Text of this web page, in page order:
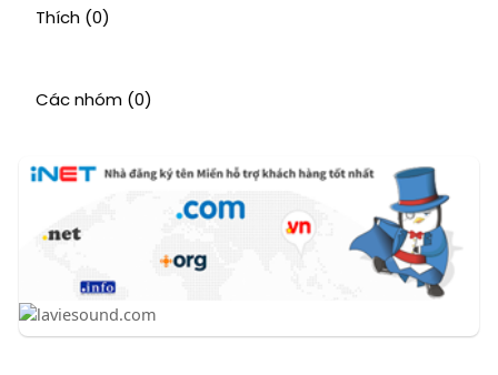
Thích (0)
Các nhóm (0)